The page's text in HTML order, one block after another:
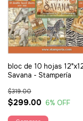
bloc de 10 hojas 12"x12"
$299.00
$319.00